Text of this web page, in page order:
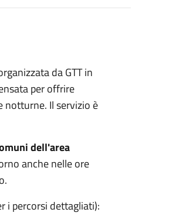
da GTT in
per offrire
notturne. Il servizio è
dell'area
anche nelle ore
i percorsi dettagliati):